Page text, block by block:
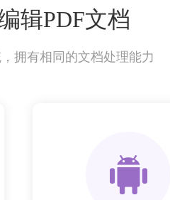
辑PDF文档
拥有相同的文档处理能力